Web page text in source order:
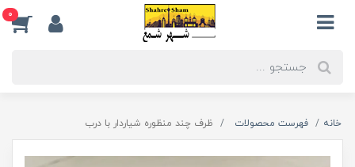
0
خانه فهرست محصولات ظرف چند منظوره شیاردار با درب